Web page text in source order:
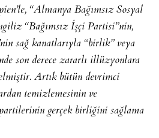
“Almanya Bağımsız Sosyal
“Bağımsız İşçi Partisi”nin,
sağ kanatlarıyla “birlik” veya
son derece zararlı illüzyonlara
Artık bütün devrimci
temizlemesinin ve
gerçek birliğini sağlama